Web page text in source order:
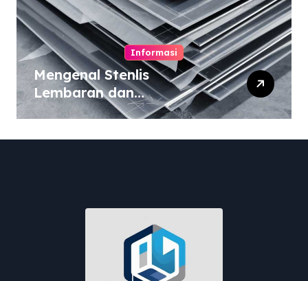
Informasi
Mengenal Stenlis
Lembaran dan
Komposisinya